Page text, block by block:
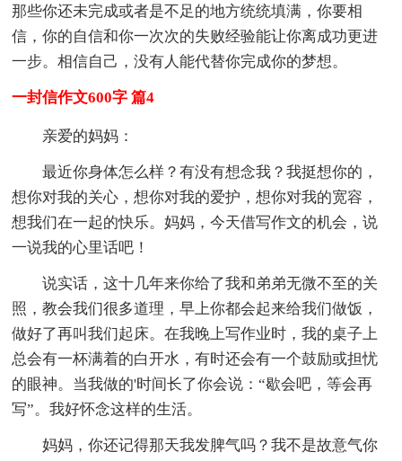
那些你还未完成或者是不足的地方统统填满，你要相
信，你的自信和你一次次的失败经验能让你离成功更进
一步。相信自己，没有人能代替你完成你的梦想。
一封信作文600字 篇4
亲爱的妈妈：
最近你身体怎么样？有没有想念我？我挺想你的，
想你对我的关心，想你对我的爱护，想你对我的宽容，
想我们在一起的快乐。妈妈，今天借写作文的机会，说
一说我的心里话吧！
说实话，这十几年来你给了我和弟弟无微不至的关
照，教会我们很多道理，早上你都会起来给我们做饭，
做好了再叫我们起床。在我晚上写作业时，我的桌子上
总会有一杯满着的白开水，有时还会有一个鼓励或担忧
的眼神。当我做的'时间长了你会说：“歇会吧，等会再
写”。我好怀念这样的生活。
妈妈，你还记得那天我发脾气吗？我不是故意气你